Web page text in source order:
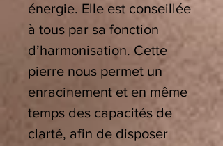
énergie. Elle est conseillée
à tous par sa fonction
d’harmonisation. Cette
pierre nous permet un
enracinement et en même
temps des capacités de
clarté, afin de disposer